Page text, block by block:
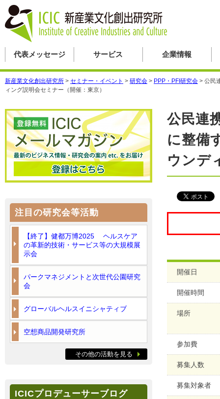
代表メッセージ サービス 企業情報
新産業文化創出研究所 > セミナー・イベント > 研究会 > PPP・PFI研究会 > 公民
ィング説明会セミナー（開催：東京）
公民連
に整備
ウンデ
開催日
開催時間
場所
参加費
募集人数
募集対象者
注目の研究会等活動
【終了】健都万博2025 ヘルスケア
の革新的技術・サービス等の大規模展
示会
パークマネジメントと次世代公園研究
会
グローバルヘルスイニシャティブ
空想商品開発研究所
その他の活動を見る
ICICプロデューサーブログ